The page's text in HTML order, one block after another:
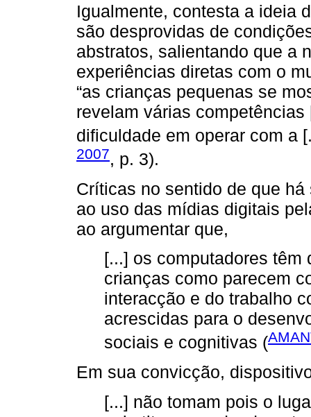
Igualmente, contesta a ideia
são desprovidas de
abstratos, salientando que a
experiências diretas com o
“as crianças pequenas se
revelam várias
dificuldade em operar com a
2007, p. 3).
Críticas no sentido de que
ao uso das mídias digitais
ao argumentar que,
[...] os computadores têm
crianças como parecem
interacção e do trabalho
acrescidas para o
sociais e cognitivas (
Em sua convicção,
[...] não tomam pois o